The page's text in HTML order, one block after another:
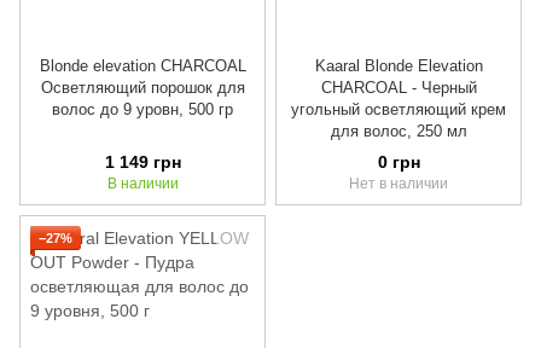
Blonde elevation CHARCOAL
Осветляющий порошок для
волос до 9 уровн, 500 гр
1 149 грн
В наличии
Kaaral Blonde Elevation
CHARCOAL - Черный
угольный осветляющий крем
для волос, 250 мл
0 грн
Нет в наличии
−27%